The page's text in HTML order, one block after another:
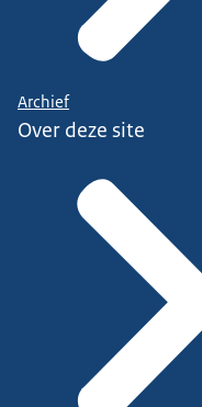
Archief
Over deze site